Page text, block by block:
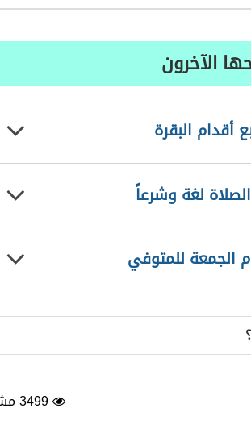
الآخرون
أقدام البقرة
لغة وشرعاً
الجمعة للمتوفي
3499 مشاهدة